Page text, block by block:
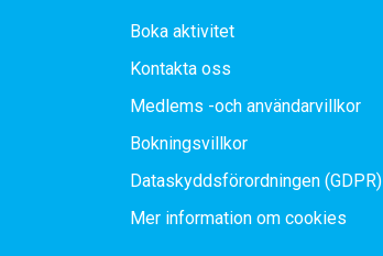
Boka aktivitet
Kontakta oss
Medlems -och användarvillkor
Bokningsvillkor
Dataskyddsförordningen (GDPR)
Mer information om cookies